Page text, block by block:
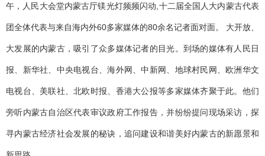
午，人民大会堂内蒙古厅镁光灯频频闪动,十二届全国人大内蒙古代表
团全体代表与来自海内外60多家媒体的80余名记者面对面。 大开放、
大发展的内蒙古，吸引了众多媒体记者的目光。到场的媒体有人民日
报、新华社、中央电视台、海外网、中新网、地球村民网、欧洲华文
电视台、美联社、北欧时报、香港大公报等多家媒体齐聚于此。他们
旁听内蒙古自治区代表审议政府工作报告，并纷纷提问现场采访，探
寻内蒙古经济社会发展的秘诀，追问建设和谐美好内蒙古的新愿景和